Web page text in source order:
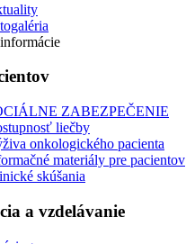
ZABEZPEČENIE
liečby
onkologického pacienta
materiály pre pacientov
skúšania
a vzdelávanie